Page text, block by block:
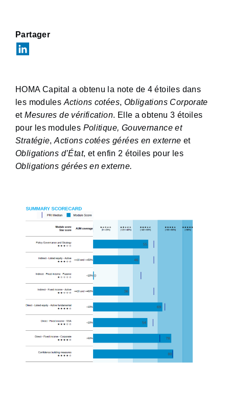
Partager
HOMA Capital a obtenu la note de 4 étoiles dans
les modules Actions cotées, Obligations Corporate
etMesures de vérification. Elle a obtenu 3 étoiles
pour les modules Politique, Gouvernance et
Stratégie,Actions cotées gérées en externe et
Obligations d’État, et enfin 2 étoiles pour les
Obligations gérées en externe.